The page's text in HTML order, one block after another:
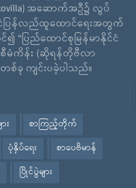
အဆောက်အဦ၌ လွပ်
ငံပြန်လည်ထူထောင်ရေးအတွက်
၍ “ပြည်ထောင်စုမြန်မာနိုင်ငံ
စီမံကိန်း (ဆိုရန်တိုဗီလာ
စ်ခု ကျင်းပခဲ့ပါသည်။
း
စာကြည့်တိုက်
ပုံနှိပ်ရေး
စာပေဗိမာန်
ပြိုင်ပွဲများ